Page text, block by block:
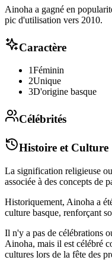
Ainoha a gagné en
pic d'utilisation vers 2010.
Caractère
1Féminin
2Unique
3D'origine basque
Célébrités
Histoire et Culture
La signification religieuse
associée à des concepts de
Historiquement, Ainoha a
culture basque, renforçant
Il n'y a pas de célébrations
Ainoha, mais il est célébré
cultures lors de la fête des